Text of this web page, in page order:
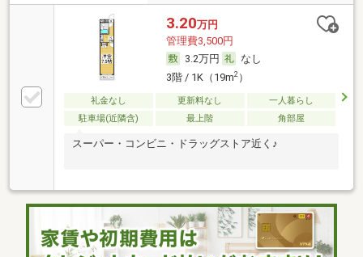
3.20万円
管理費3,500円
3.2万円
なし
3階 / 1K（19m2）
礼金なし 更新料なし
一人暮らし
駐車場(近隣含)
最上階 角部屋
スーパー・コンビニ・ドラッグストア近く♪